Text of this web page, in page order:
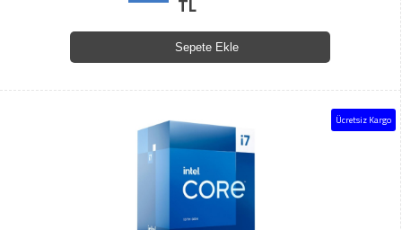
Sepete Ekle
Ücretsiz Kargo